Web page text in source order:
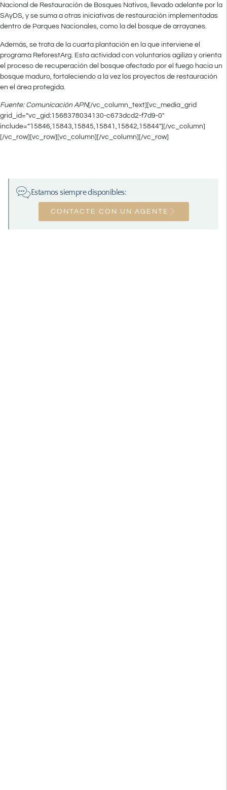
Nacional de Restauración de Bosques Nativos, llevado adelante por la
SAyDS, y se suma a otras iniciativas de restauración implementadas
dentro de Parques Nacionales, como la del bosque de arrayanes.
Además, se trata de la cuarta plantación en la que interviene el
programa ReforestArg. Esta actividad con voluntarios agiliza y orienta
el proceso de recuperación del bosque afectado por el fuego hacia un
bosque maduro, fortaleciendo a la vez los proyectos de restauración
en el área protegida.
Fuente: Comunicación APN[/vc_column_text][vc_media_grid
grid_id=”vc_gid:1568378034130-c673dcd2-f7d9-0″
include=”15846,15843,15845,15841,15842,15844″][/vc_column]
[/vc_row][vc_row][vc_column][/vc_column][/vc_row]
Estamos siempre disponibles:
CONTACTE CON UN AGENTE